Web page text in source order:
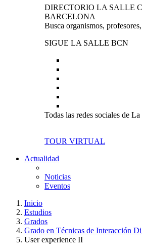
DIRECTORIO LA SALLE
BARCELONA
Busca organismos,
SIGUE LA SALLE BCN
Todas las redes sociales de
TOUR VIRTUAL
Actualidad
Noticias
Eventos
Inicio
Estudios
Grados
Grado en Técnicas de Interacción
User experience II